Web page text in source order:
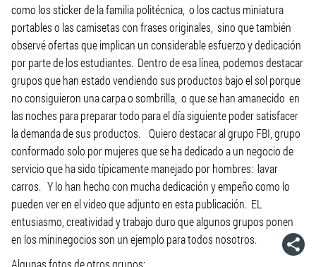
como los sticker de la familia politécnica, o los cactus miniatura
portables o las camisetas con frases originales, sino que también
observé ofertas que implican un considerable esfuerzo y dedicación
por parte de los estudiantes. Dentro de esa línea, podemos destacar
grupos que han estado vendiendo sus productos bajo el sol porque
no consiguieron una carpa o sombrilla, o que se han amanecido en
las noches para preparar todo para el día siguiente poder satisfacer
la demanda de sus productos. Quiero destacar al grupo FBI, grupo
conformado solo por mujeres que se ha dedicado a un negocio de
servicio que ha sido típicamente manejado por hombres: lavar
carros. Y lo han hecho con mucha dedicación y empeño como lo
pueden ver en el video que adjunto en esta publicación. EL
entusiasmo, creatividad y trabajo duro que algunos grupos ponen
en los mininegocios son un ejemplo para todos nosotros.
Algunas fotos de otros grupos: